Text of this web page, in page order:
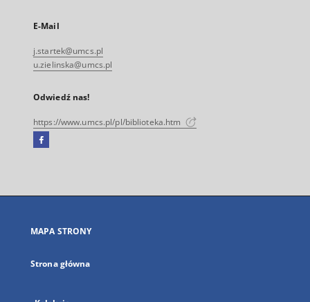
E-Mail
j.startek@umcs.pl
u.zielinska@umcs.pl
Odwiedź nas!
https://www.umcs.pl/pl/biblioteka.htm
Facebook
się
karcie
MAPA STRONY
Strona główna